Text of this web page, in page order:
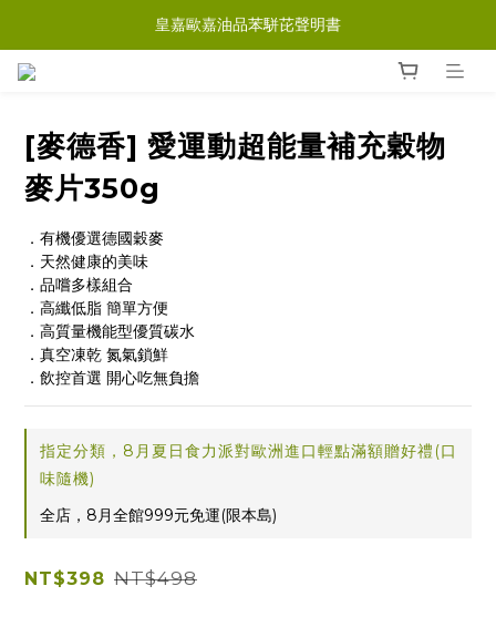
皇嘉歐嘉油品苯駢芘聲明書
[麥德香] 愛運動超能量補充穀物
麥片350g
．有機優選德國穀麥
．天然健康的美味
．品嚐多樣組合
．高纖低脂 簡單方便
．高質量機能型優質碳水
．真空凍乾 氮氣鎖鮮
．飲控首選 開心吃無負擔
指定分類，8月夏日食力派對歐洲進口輕點滿額贈好禮(口
味隨機)
全店，8月全館999元免運(限本島)
NT$398 NT$498